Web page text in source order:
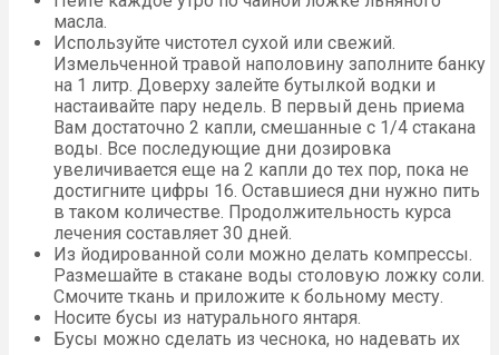
масла.
Используйте чистотел сухой или свежий.
Измельченной травой наполовину заполните банку
на 1 литр. Доверху залейте бутылкой водки и
настаивайте пару недель. В первый день приема
Вам достаточно 2 капли, смешанные с 1/4 стакана
воды. Все последующие дни дозировка
увеличивается еще на 2 капли до тех пор, пока не
достигните цифры 16. Оставшиеся дни нужно пить
в таком количестве. Продолжительность курса
лечения составляет 30 дней.
Из йодированной соли можно делать компрессы.
Размешайте в стакане воды столовую ложку соли.
Смочите ткань и приложите к больному месту.
Носите бусы из натурального янтаря.
Бусы можно сделать из чеснока, но надевать их